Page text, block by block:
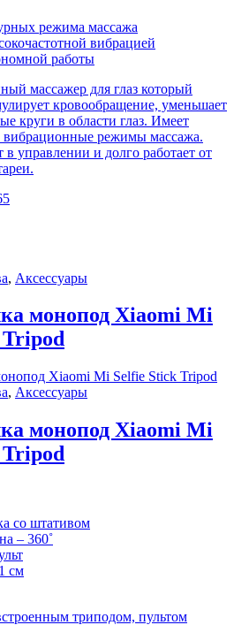
режима массажа
вибрацией
работы
массажер для глаз который
кровообращение, уменьшает
круги в области глаз. Имеет
вибрационные режимы массажа.
управлении и долго работает от
, Аксессуары
монопод Xiaomi Mi
Tripod
, Аксессуары
монопод Xiaomi Mi
Tripod
со штативом
– 360˚
см
триподом, пультом